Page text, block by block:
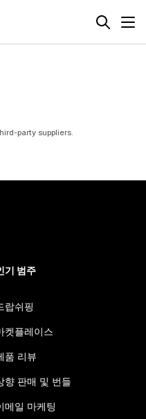
party suppliers.
기 범주
랍쉬핑
켓플레이스
품 리뷰
향 판매 및 번들
메일 마케팅